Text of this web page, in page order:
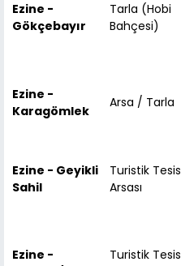
Ezine -
Gökçebayır
Tarla (Hobi
Bahçesi)
Ezine -
Karagömlek
Arsa / Tarla
Ezine - Geyikli
Sahil
Turistik Tesis
Arsası
Ezine -
Turistik Tesis